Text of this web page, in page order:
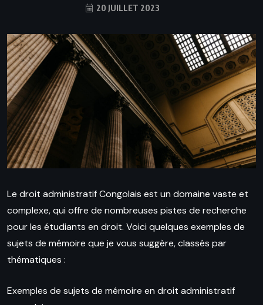
20 JUILLET 2023
Le droit administratif Congolais est un domaine vaste et
complexe, qui offre de nombreuses pistes de recherche
pour les étudiants en droit. Voici quelques exemples de
sujets de mémoire que je vous suggère, classés par
thématiques :
Exemples de sujets de mémoire en droit administratif